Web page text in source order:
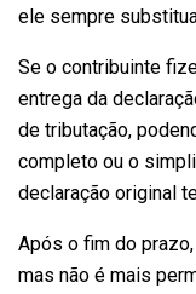
ele sempre
Se o contribuinte
entrega da
de tributação,
completo ou o
declaração original
Após o fim do
mas não é mais